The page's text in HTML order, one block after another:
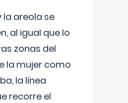
la areola se
al igual que lo
zonas del
la mujer como
la línea
recorre el